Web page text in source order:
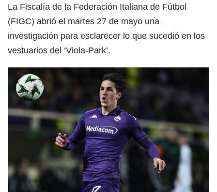
La Fiscalía de la Federación Italiana de Fútbol
(FIGC) abrió el martes 27 de mayo una
investigación para esclarecer lo que sucedió en los
vestuarios del ‘Viola-Park’.